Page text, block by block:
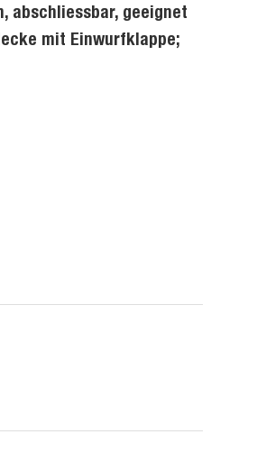
abschliessbar, geeignet
mit Einwurfklappe;